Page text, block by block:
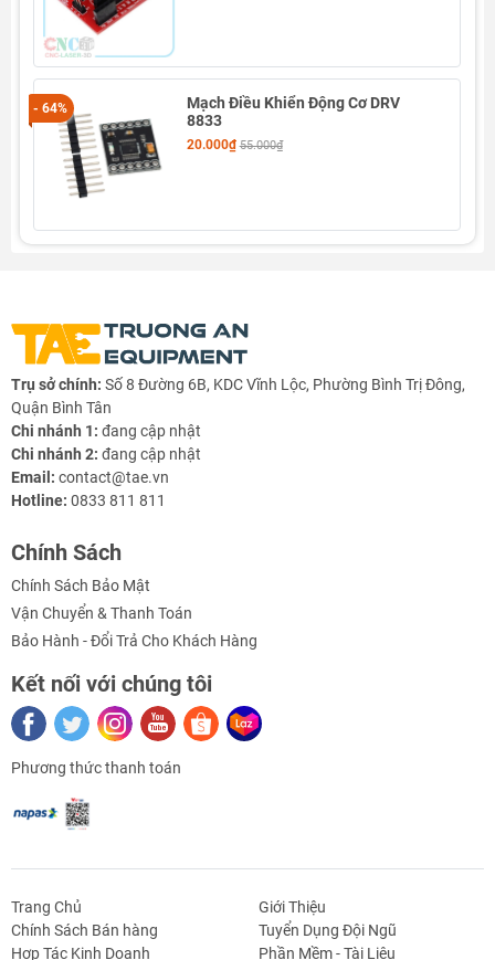
Thông Số Kỹ Thuật
- Tương thích sử dụng cho các loại driver: DRV8825, 2100,
2208, 2130
- Chỉ cầm cắm lên là sử dụng bình thường
- Được thiết kế với các diode cho các ngõ ra, giúp bảo vệ
driver khỏi dòng điện cảm ứng gây hư hỏng driver.
- Loại bỏ tín hiệu không ổn định, giúp xung phẳng, giúp
động cơ hoạt động trơn tru và êm ái hơn
- Kích thước: 20x15x20mm
- 64%
Mạch Điều Khiển Động Cơ DRV
8833
20.000₫ 55.000₫
Trụ sở chính: Số 8 Đường 6B, KDC Vĩnh Lộc, Phường Bình Trị Đông,
Quận Bình Tân
Chi nhánh 1: đang cập nhật
Chi nhánh 2: đang cập nhật
Email: contact@tae.vn
Hotline: 0833 811 811
Chính Sách
Chính Sách Bảo Mật
Vận Chuyển & Thanh Toán
Bảo Hành - Đổi Trả Cho Khách Hàng
Kết nối với chúng tôi
Phương thức thanh toán
Trang Chủ
Giới Thiệu
Chính Sách Bán hàng
Tuyển Dụng Đội Ngũ
Hợp Tác Kinh Doanh
Phần Mềm - Tài Liệu